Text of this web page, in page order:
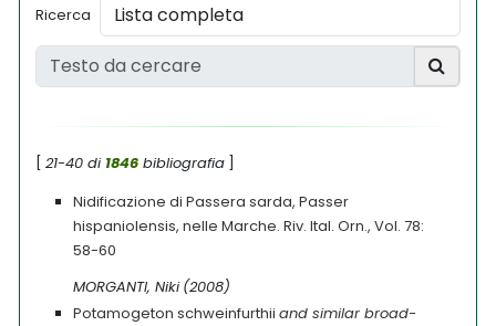
Ricerca
[ 21-40 di 1846 bibliografia ]
Nidificazione di Passera sarda, Passer
hispaniolensis, nelle Marche. Riv. Ital. Orn., Vol. 78:
58-60
MORGANTI, Niki (2008)
Potamogeton schweinfurthii and similar broad-